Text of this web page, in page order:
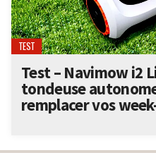
TEST
Test – Navimow i2
tondeuse
remplacer vos